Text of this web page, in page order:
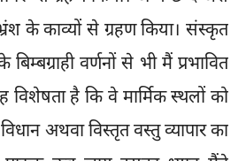
के काव्यों से ग्रहण किया। संस्कृत
वर्णनों से भी मैं प्रभावित
विशेषता है कि वे मार्मिक स्थलों को
अथवा विस्तृत वस्तु व्यापार का